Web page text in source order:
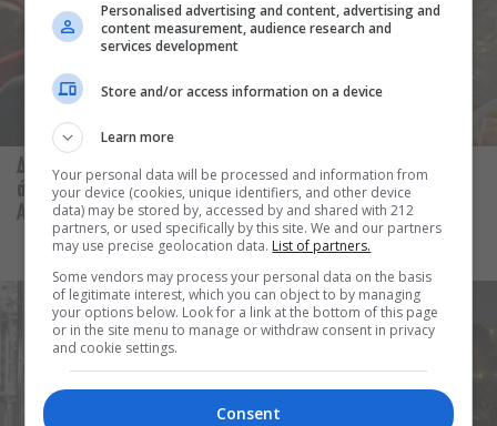
Δεν θα μπορούσε να υπάρξει
άλλη Αμελί πέρα από την
Audrey Tautou
Αύγουστος στην Αθήνα: 5
μαγαζιά που κάνουν τις
διακοπές να μοιάζουν λίγο
πιο κοντά
Personalised advertising and content, advertising and
content measurement, audience research and
services development
Store and/or access information on a device
Learn more
Your personal data will be processed and information from
your device (cookies, unique identifiers, and other device
data) may be stored by, accessed by and shared with 212
partners, or used specifically by this site. We and our partners
may use precise geolocation data. List of partners.
Some vendors may process your personal data on the basis
of legitimate interest, which you can object to by managing
your options below. Look for a link at the bottom of this page
or in the site menu to manage or withdraw consent in privacy
and cookie settings.
Consent